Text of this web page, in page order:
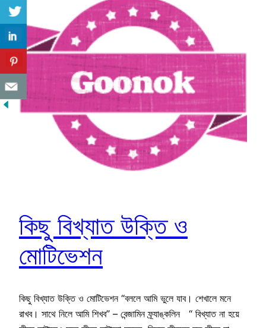
কিছু বিখ্যাত উক্তি ও
মোটিভেশন
কিছু বিখ্যাত উক্তি ও মোটিভেশন “বললে আমি ভুলে যাব। শেখালে মনে
রাখব। সাথে নিলে আমি শিখব” – বেন্জামিন ফ্র্যাঙ্কলিন “ বিখ্যাত না হয়ে